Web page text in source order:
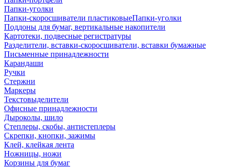
Папки-уголки
Папки-скоросшиватели пластиковыеПапки-уголки
Поддоны для бумаг, вертикальные накопители
Картотеки, подвесные регистратуры
Разделители, вставки-скоросшиватели, вставки бумажные
Письменные принадлежности
Карандаши
Ручки
Стержни
Маркеры
Текстовыделители
Офисные принадлежности
Дыроколы, шило
Степлеры, скобы, антистеплеры
Скрепки, кнопки, зажимы
Клей, клейкая лента
Ножницы, ножи
Корзины для бумаг